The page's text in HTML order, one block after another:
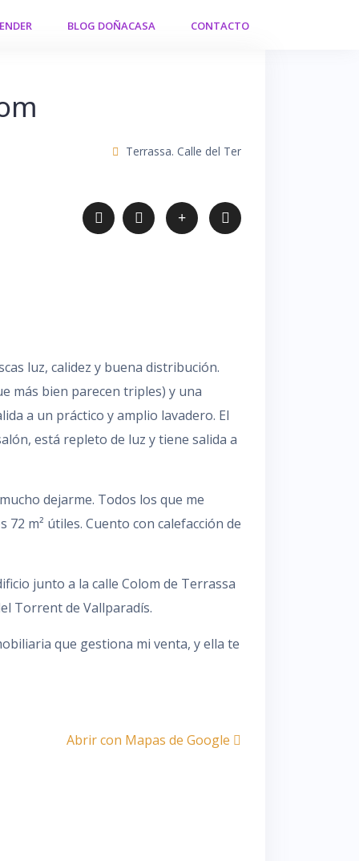
BLOG DOÑACASA CONTACTO
Terrassa. Calle del Ter
luz, calidez y buena distribución.
más bien parecen triples) y una
a un práctico y amplio lavadero. El
está repleto de luz y tiene salida a
dejarme. Todos los que me
m² útiles. Cuento con calefacción de
junto a la calle Colom de Terrassa
Torrent de Vallparadís.
que gestiona mi venta, y ella te
Abrir con Mapas de Google